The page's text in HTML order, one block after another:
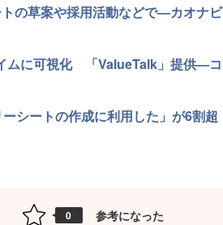
の草案や採用活動などで—カオナビ
ムに可視化 「ValueTalk」提供—コ
シートの作成に利用した」が6割超
0 参考になった